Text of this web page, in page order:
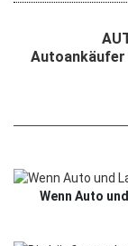
Autoankäufer
Wenn Auto